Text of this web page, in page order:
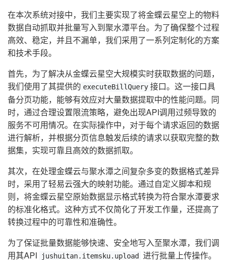
在本次系统对接中，我们主要实现了将金蝶云星空上的物料
数据自动抓取并批量写入到聚水潭平台。为了确保整个过程
高效、稳定，并且不漏单，我们采用了一系列定制化的方案
和技术手段。
首先，为了解决从金蝶云星空大规模实时获取数据的问题，
我们使用了其提供的 executeBillQuery 接口。这一接口具
备分页功能，能够有效应对大量数据提取中的性能问题。同
时，通过合理设置限流策略，避免出现API调用过频导致的
服务不可用情况。在实际操作中，对于每个请求返回的数据
进行解析，并根据分页信息触发后续的请求以获取完整的数
据集，实现可靠且高效的数据抓取。
其次，在处理金蝶云与聚水潭之间复杂多变的数据格式差异
时，采用了轻易云强大的映射功能。通过自定义脚本和规
则，将金蝶云星空原始数据显示格式转换为符合聚水潭要求
的标准化格式。这种方式不仅简化了开发工作量，还提高了
转换过程中的可靠性和准确性。
为了保证批量数据能够快速、安全地写入至聚水潭，我们调
用其API
jushuitan.itemsku.upload
进行批量上传操作。